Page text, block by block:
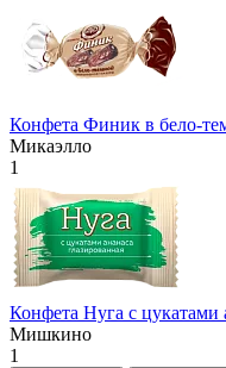
Конфета Финик в бело-
Микаэлло
1
Конфета Нуга с цукатами
Мишкино
1